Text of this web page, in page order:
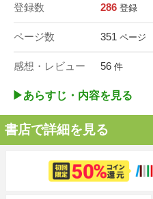
登録数 286 登録
ページ数 351 ページ
感想・レビュー 56 件
▶︎あらすじ・内容を見る
書店で詳細を見る